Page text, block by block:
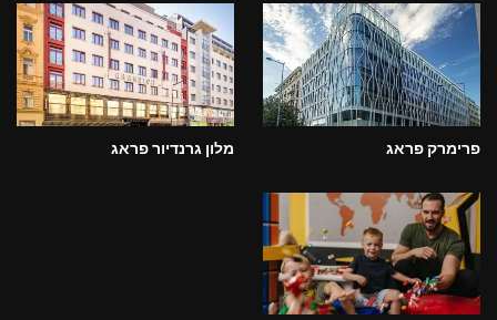
פרימרק פראג מלון גרנדיור פראג